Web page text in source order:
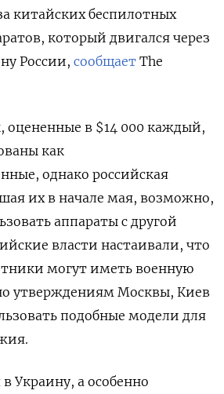
китайских беспилотных
который двигался через
России, сообщает The
оцененные в $14 000 каждый,
как
однако российская
их в начале мая, возможно,
аппараты с другой
власти настаивали, что
могут иметь военную
утверждениям Москвы, Киев
подобные модели для
Украину, а особенно